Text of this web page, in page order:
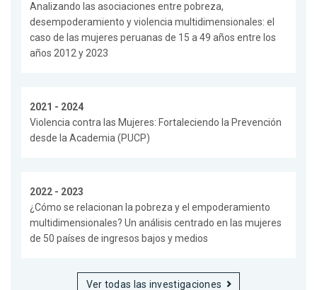
Analizando las asociaciones entre pobreza,
desempoderamiento y violencia multidimensionales: el
caso de las mujeres peruanas de 15 a 49 años entre los
años 2012 y 2023
2021 - 2024
Violencia contra las Mujeres: Fortaleciendo la Prevención
desde la Academia (PUCP)
2022 - 2023
¿Cómo se relacionan la pobreza y el empoderamiento
multidimensionales? Un análisis centrado en las mujeres
de 50 países de ingresos bajos y medios
Ver todas las investigaciones